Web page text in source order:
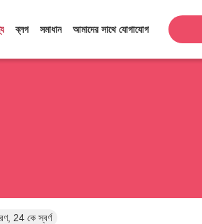
ব্লগ সমাধান আমাদের সাথে যোগাযোগ
24 কে স্বর্ণ